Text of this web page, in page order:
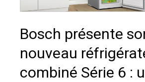
Bosch présente
nouveau
combiné Série 6 :